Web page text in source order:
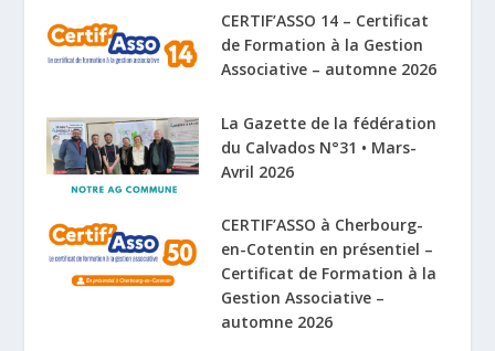
CERTIF’ASSO 14 – Certificat
de Formation à la Gestion
Associative – automne 2026
La Gazette de la fédération
du Calvados N°31 • Mars-
Avril 2026
CERTIF’ASSO à Cherbourg-
en-Cotentin en présentiel –
Certificat de Formation à la
Gestion Associative –
automne 2026